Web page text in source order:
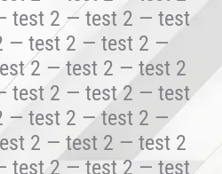
test 2 — test 2 — test
— test 2 — test 2 —
2 — test 2 — test 2
test 2 — test 2 — test
— test 2 — test 2 —
2 — test 2 — test 2
test 2 — test 2 — test